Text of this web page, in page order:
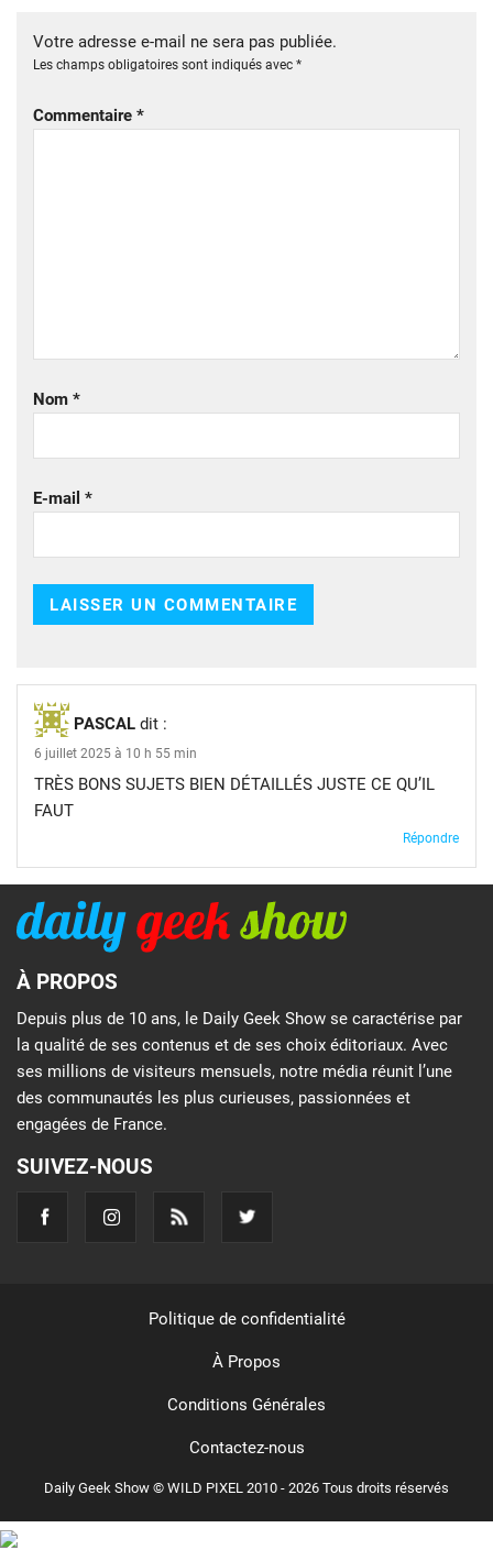
Votre adresse e-mail ne sera pas publiée.
Les champs obligatoires sont indiqués avec *
Commentaire *
Nom *
E-mail *
PASCAL dit :
6 juillet 2025 à 10 h 55 min
TRÈS BONS SUJETS BIEN DÉTAILLÉS JUSTE CE QU’IL
FAUT
Répondre
À PROPOS
Depuis plus de 10 ans, le Daily Geek Show se caractérise par
la qualité de ses contenus et de ses choix éditoriaux. Avec
ses millions de visiteurs mensuels, notre média réunit l’une
des communautés les plus curieuses, passionnées et
engagées de France.
SUIVEZ-NOUS
Daily Geek Show © WILD PIXEL 2010 - 2026 Tous droits réservés
Politique de confidentialité
À Propos
Conditions Générales
Contactez-nous